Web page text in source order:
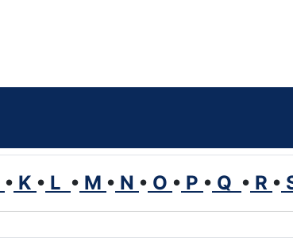
• K • L • M • N • O • P • Q • R •